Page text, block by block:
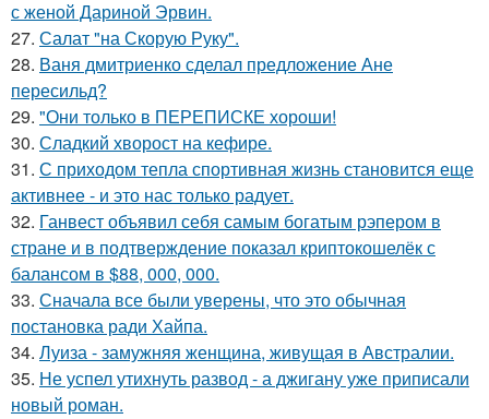
с женой Дариной Эрвин.
27. Салат "на Скорую Руку".
28. Ваня дмитриенко сделал предложение Ане
пересильд?
29. "Они только в ПЕРЕПИСКЕ хороши!
30. Сладкий хворост на кефире.
31. С приходом тепла спортивная жизнь становится еще
активнее - и это нас только радует.
32. Ганвест объявил себя самым богатым рэпером в
стране и в подтверждение показал криптокошелёк с
балансом в $88, 000, 000.
33. Сначала все были уверены, что это обычная
постановка ради Хайпа.
34. Луиза - замужняя женщина, живущая в Австралии.
35. Не успел утихнуть развод - а джигану уже приписали
новый роман.